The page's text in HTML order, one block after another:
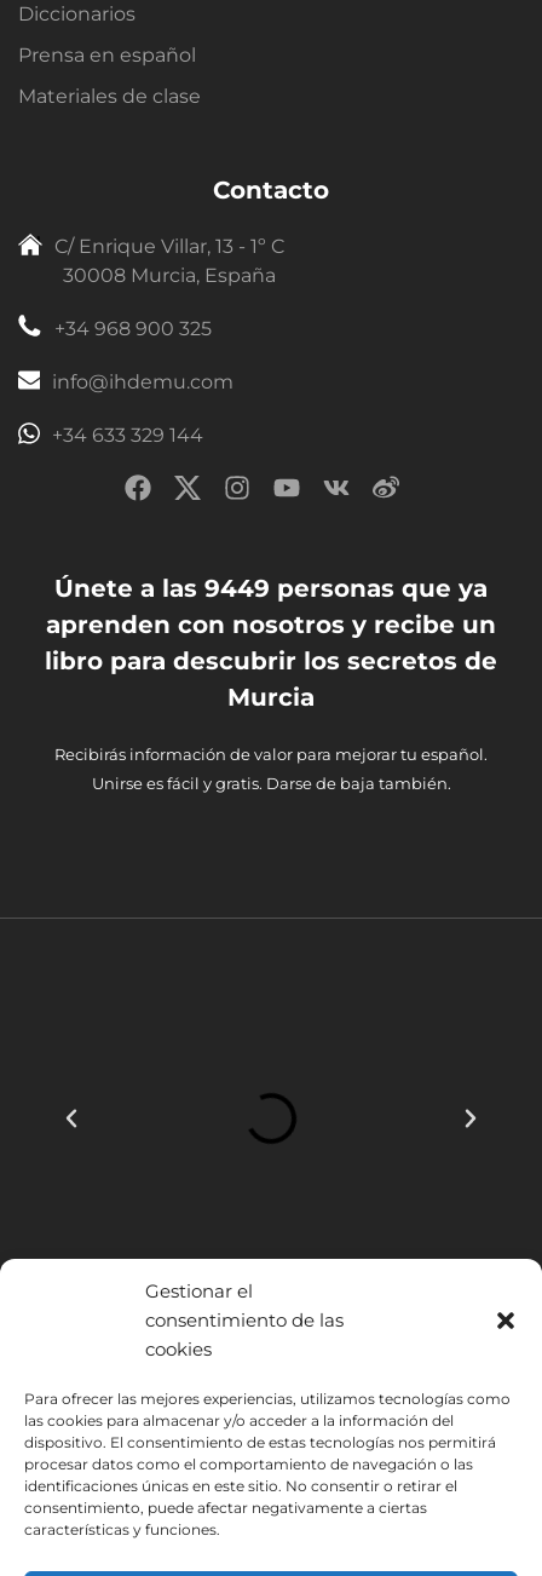
Gestionar el
consentimiento de las
cookies
Para ofrecer las mejores experiencias, utilizamos tecnologías como
las cookies para almacenar y/o acceder a la información del
dispositivo. El consentimiento de estas tecnologías nos permitirá
procesar datos como el comportamiento de navegación o las
identificaciones únicas en este sitio. No consentir o retirar el
consentimiento, puede afectar negativamente a ciertas
características y funciones.
Diccionarios
Prensa en español
Materiales de clase
Contacto
C/ Enrique Villar, 13 - 1º C
30008 Murcia, España
+34 968 900 325
info@ihdemu.com
+34 633 329 144
Únete a las 9449 personas que ya
aprenden con nosotros y recibe un
libro para descubrir los secretos de
Murcia
Recibirás información de valor para mejorar tu español.
Unirse es fácil y gratis. Darse de baja también.
INSTITUTO HISPANICO DE MURCIA, SOCIEDAD LIMITADA ha sido
beneficiario del Fondo Europeo de Desarrollo Regional cuyo objetivo
es mejorar el uso y la calidad de las tecnologías de la información y de
las comunicaciones y el acceso a las mismas y gracias al que ha
podido implantar las siguientes soluciones: Presencia web a través de
página propia. Esta acción ha tenido lugar durante 2020. Para ello ha
contado con el apoyo del programa TIC Cámaras de la Cámara de